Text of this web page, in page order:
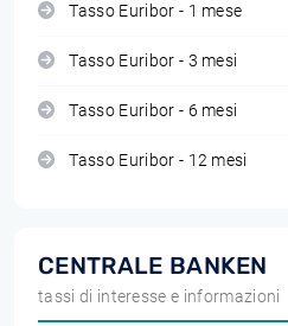
Tasso Euribor - 1 mese
Tasso Euribor - 3 mesi
Tasso Euribor - 6 mesi
Tasso Euribor - 12 mesi
CENTRALE BANKEN
tassi di interesse e informazioni